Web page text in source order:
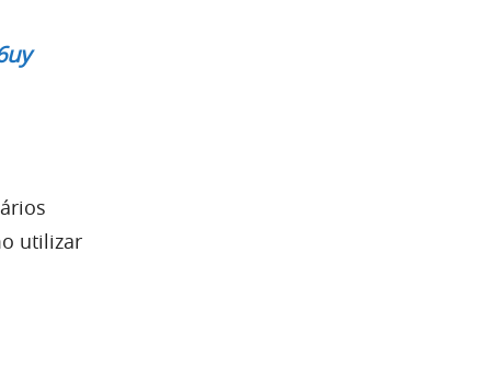
utilizar